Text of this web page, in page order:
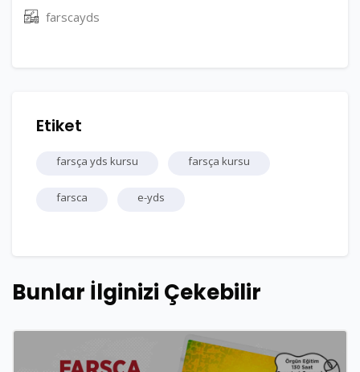
farscayds
Etiket
farsça yds kursu farsça kursu
farsca e-yds
Bunlar İlginizi Çekebilir